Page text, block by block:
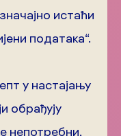
истаћи
података“.
у настајању
обрађују
непотребни,